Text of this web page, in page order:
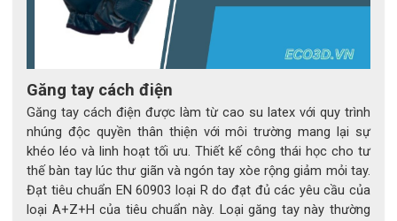
Găng tay cách điện
Găng tay cách điện được làm từ cao su latex với quy trình
nhúng độc quyền thân thiện với môi trường mang lại sự
khéo léo và linh hoạt tối ưu. Thiết kế công thái học cho tư
thế bàn tay lúc thư giãn và ngón tay xòe rộng giảm mỏi tay.
Đạt tiêu chuẩn EN 60903 loại R do đạt đủ các yêu cầu của
loại A+Z+H của tiêu chuẩn này. Loại găng tay này thường